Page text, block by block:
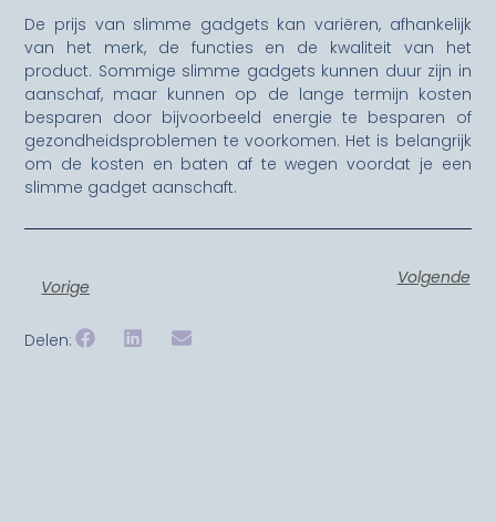
De prijs van slimme gadgets kan variëren, afhankelijk
van het merk, de functies en de kwaliteit van het
product. Sommige slimme gadgets kunnen duur zijn in
aanschaf, maar kunnen op de lange termijn kosten
besparen door bijvoorbeeld energie te besparen of
gezondheidsproblemen te voorkomen. Het is belangrijk
om de kosten en baten af te wegen voordat je een
slimme gadget aanschaft.
Vorige Volgende
Delen: